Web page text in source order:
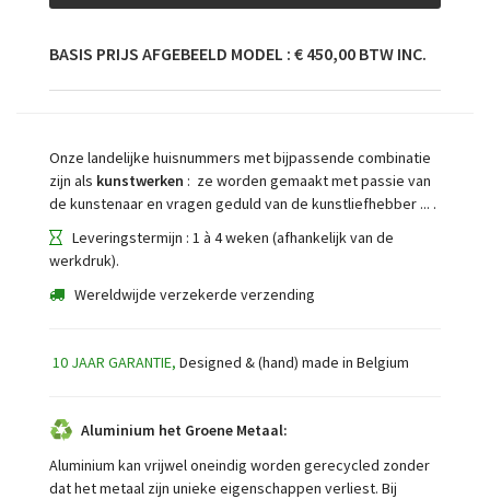
BASIS PRIJS AFGEBEELD MODEL : € 450,00 BTW INC.
Onze landelijke huisnummers met bijpassende combinatie
zijn als kunstwerken : ze worden gemaakt met passie van
de kunstenaar en vragen geduld van de kunstliefhebber ... .
Leveringstermijn : 1 à 4 weken (afhankelijk van de
werkdruk).
Wereldwijde verzekerde verzending
10 JAAR GARANTIE, Designed & (hand) made in Belgium
Aluminium het Groene Metaal:
Aluminium kan vrijwel oneindig worden gerecycled zonder
dat het metaal zijn unieke eigenschappen verliest. Bij